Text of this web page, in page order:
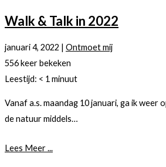
Walk & Talk in 2022
januari 4, 2022 | Ontmoet mij
556 keer bekeken
Leestijd: < 1 minuut
Vanaf a.s. maandag 10 januari, ga ik weer
de natuur middels…
Lees Meer ...